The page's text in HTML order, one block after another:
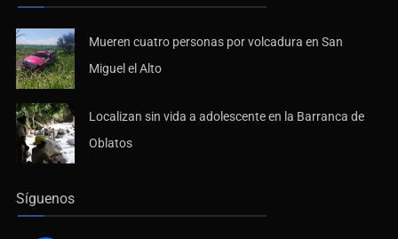
Mueren cuatro personas por volcadura en San
Miguel el Alto
Localizan sin vida a adolescente en la Barranca de
Oblatos
Síguenos